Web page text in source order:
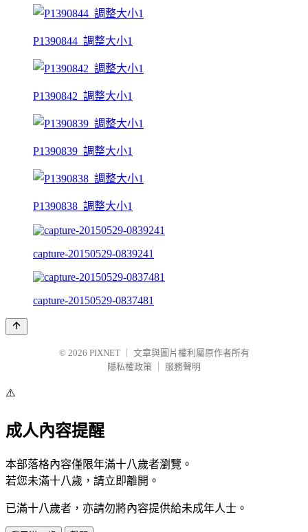
P1390844_調整大小1
P1390842_調整大小1
P1390839_調整大小1
P1390838_調整大小1
capture-20150529-0839241
capture-20150529-0837481
© 2026 PIXNET
文章與圖片權利屬原作者所有
隱私權政策
服務聲明
⚠️
成人內容提醒
本部落格內容僅限年滿十八歲者瀏覽。
若您未滿十八歲，請立即離開。
已滿十八歲者，亦請勿將內容提供給未成年人士。